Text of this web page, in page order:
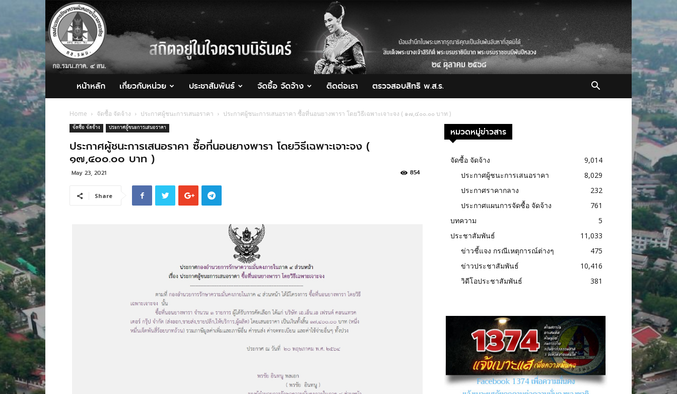
กอ.รมน.ภาค
4
สน.
หน้าหลัก เกี่ยวกับหน่วย ประชาสัมพันธ์ จัดซื้อ จัดจ้าง ติดต่อเรา ตรวจสอบสิทธิ พ.ส.ร.
Home จัดซื้อ จัดจ้าง ประกาศผู้ชนะการเสนอราคา ประกาศผู้ชนะการเสนอราคา ซื้อที่นอนยางพารา โดยวิธีเฉพาะเจาะจง ( ๑๗,๔๐๐.๐๐ บาท )
จัดซื้อ จัดจ้าง ประกาศผู้ชนะการเสนอราคา
ประกาศผู้ชนะการเสนอราคา ซื้อที่นอนยางพารา โดยวิธีเฉพาะเจาะจง (
๑๗,๔๐๐.๐๐ บาท )
May 23, 2021 854
Share
หมวดหมู่ข่าวสาร
จัดซื้อ จัดจ้าง
9,014
ประกาศผู้ชนะการเสนอราคา
8,029
ประกาศราคากลาง
232
ประกาศแผนการจัดซื้อ จัดจ้าง
761
บทความ
5
ประชาสัมพันธ์
11,033
ข่าวชี้แจง กรณีเหตุการณ์ต่างๆ
475
ข่าวประชาสัมพันธ์
10,416
วิดีโอประชาสัมพันธ์
381